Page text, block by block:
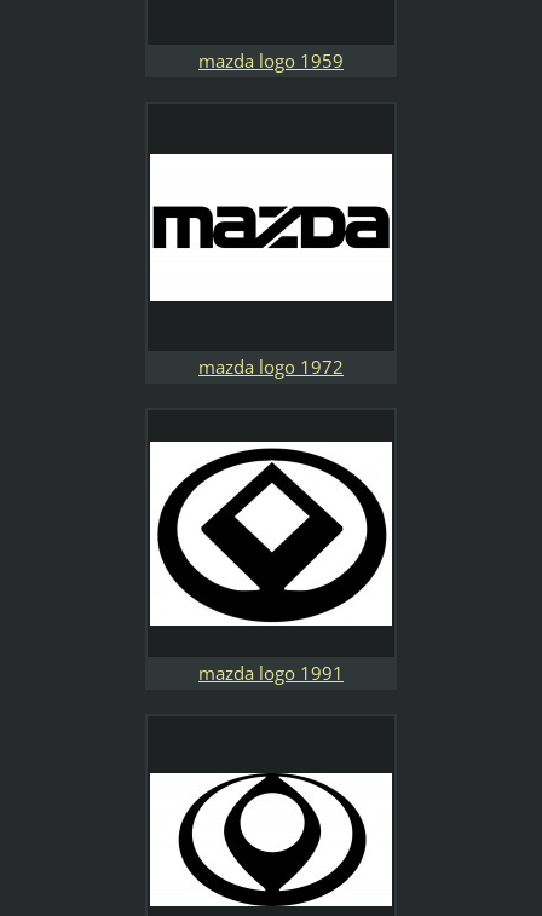
mazda logo 1959
mazda logo 1972
mazda logo 1991